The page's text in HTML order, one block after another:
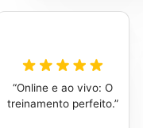
Online e ao vivo: O
treinamento perfeito.